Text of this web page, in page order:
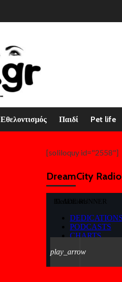
Εθελοντισμός Παιδί Pet life
[soliloquy id="2558"]
DreamCity Radio